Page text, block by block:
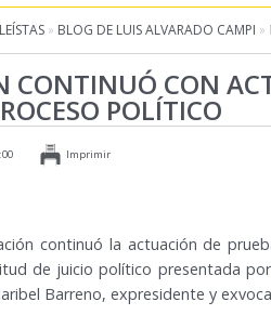
» BLOG DE LUIS ALVARADO CAMPI »
CONTINUÓ CON
POLÍTICO
Imprimir
continuó la actuación de
de juicio político presentada
Barreno, expresidente y